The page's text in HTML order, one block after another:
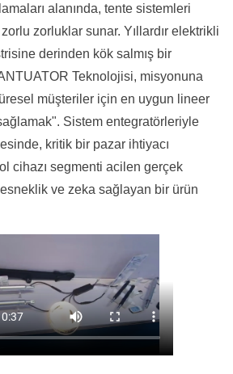
alanında, tente sistemleri
zorluklar sunar. Yıllardır elektrikli
derinden kök salmış bir
Teknolojisi, misyonuna
müşteriler için en uygun lineer
Sistem entegratörleriyle
kritik bir pazar ihtiyacı
cihazı segmenti acilen gerçek
ve zeka sağlayan bir ürün